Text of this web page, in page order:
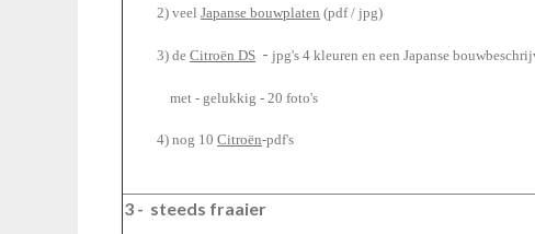
2) veelJapanse bouwplaten (pdf / jpg)
3) deCitroën DS -jpg's 4 kleuren en een Japanse
met - gelukkig - 20 foto's
4) nog 10Citroën-pdf's
3 - steeds fraaier